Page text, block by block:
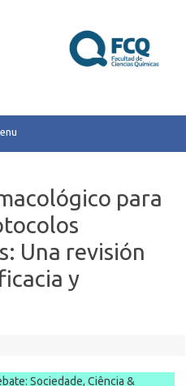
para
Una revisión
y
Sociedade, Ciência &